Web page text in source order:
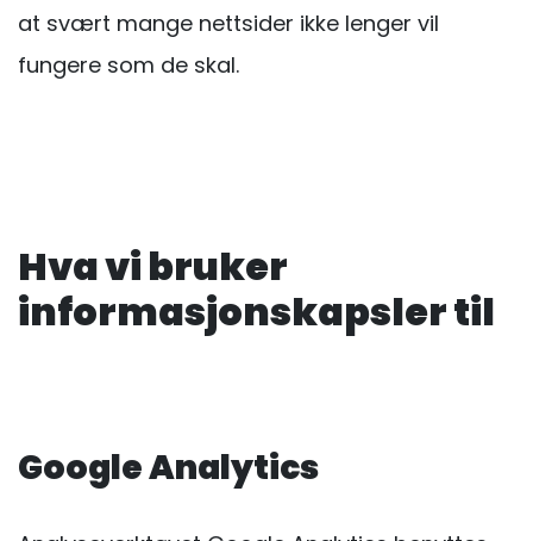
at svært mange nettsider ikke lenger vil
fungere som de skal.
Hva vi bruker
informasjonskapsler til
Google Analytics